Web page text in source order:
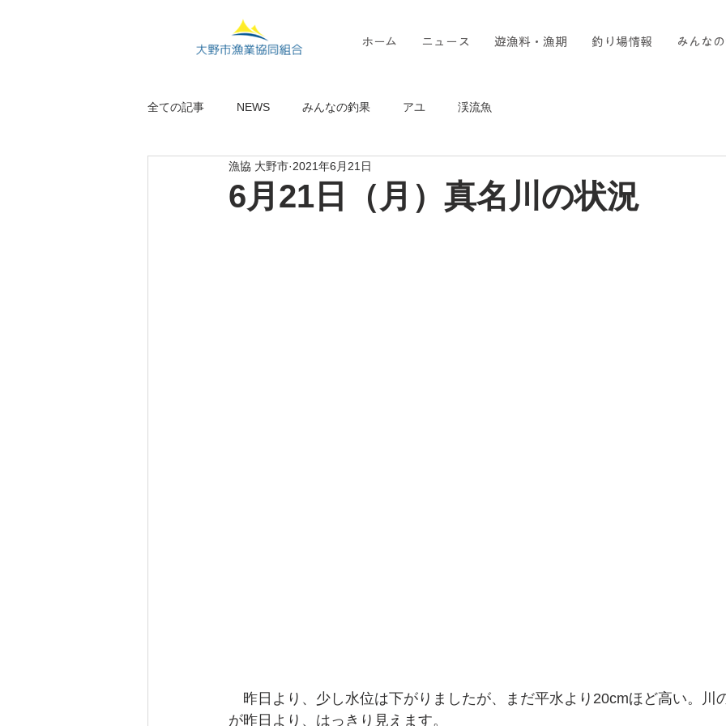
ホーム ニュース 遊漁料・漁期 釣り場情報 みんな
全ての記事 NEWS みんなの釣果 アユ 渓流魚
6月21日（月）真名川の状況
漁協 大野市 2021年6月21日
昨日より、少し水位は下がりましたが、まだ平水より20cmほど高い。川
が昨日より、はっきり見えます。